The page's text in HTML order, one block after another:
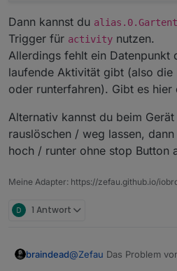
Dann kannst du
Trigger für activity nutzen.
Allerdings fehlt ein Datenpunkt
laufende Aktivität gibt (also die
oder runterfahren). Gibt es
Alternativ kannst du beim
rauslöschen / weg lassen,
hoch / runter ohne stop Button
Meine Adapter: https://zefau.github.io/
1 Antwort
braindead@Zefau Das Problem